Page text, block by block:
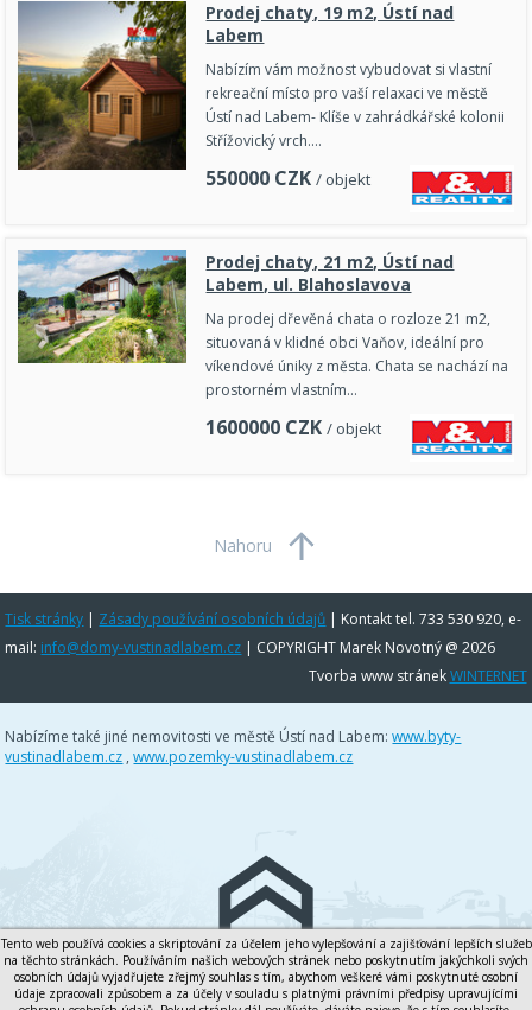
Prodej chaty, 19 m2, Ústí nad
Labem
Nabízím vám možnost vybudovat si vlastní
rekreační místo pro vaší relaxaci ve městě
Ústí nad Labem- Klíše v zahrádkářské kolonii
Střížovický vrch.…
550000 CZK / objekt
Prodej chaty, 21 m2, Ústí nad
Labem, ul. Blahoslavova
Na prodej dřevěná chata o rozloze 21 m2,
situovaná v klidné obci Vaňov, ideální pro
víkendové úniky z města. Chata se nachází na
prostorném vlastním…
1600000 CZK / objekt
Nahoru
Tisk stránky | Zásady používání osobních údajů | Kontakt tel. 733 530 920, e-
mail: info@domy-vustinadlabem.cz | COPYRIGHT Marek Novotný @ 2026
Tvorba www stránekWINTERNET
Nabízíme také jiné nemovitosti ve městě Ústí nad Labem:www.byty-
vustinadlabem.cz ,www.pozemky-vustinadlabem.cz
Tento web používá cookies a skriptování za účelem jeho vylepšování a zajišťování lepších služeb
na těchto stránkách. Používáním našich webových stránek nebo poskytnutím jakýchkoli svých
osobních údajů vyjadřujete zřejmý souhlas s tím, abychom veškeré vámi poskytnuté osobní
údaje zpracovali způsobem a za účely v souladu s platnými právními předpisy upravujícími